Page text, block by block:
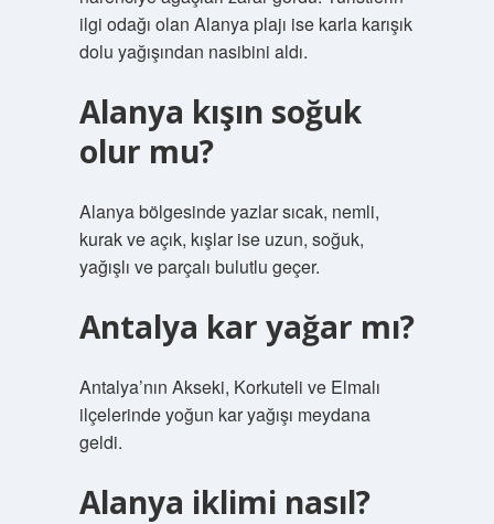
ilgi odağı olan Alanya plajı ise karla karışık
dolu yağışından nasibini aldı.
Alanya kışın soğuk
olur mu?
Alanya bölgesinde yazlar sıcak, nemli,
kurak ve açık, kışlar ise uzun, soğuk,
yağışlı ve parçalı bulutlu geçer.
Antalya kar yağar mı?
Antalya’nın Akseki, Korkuteli ve Elmalı
ilçelerinde yoğun kar yağışı meydana
geldi.
Alanya iklimi nasıl?